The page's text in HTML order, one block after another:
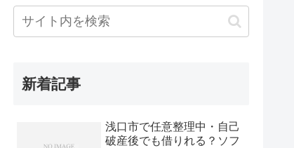
新着記事
浅口市で任意整理中・自己
破産後でも借りれる？ソフ